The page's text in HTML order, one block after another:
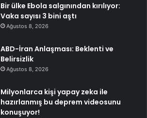
Bir ülke Ebola salgınından kırılıyor:
Vaka sayısı 3 bini aştı
Ağustos 8, 2026
ABD-İran Anlaşması: Beklenti ve
Belirsizlik
Ağustos 8, 2026
Milyonlarca kişi yapay zeka ile
hazırlanmış bu deprem videosunu
konuşuyor!